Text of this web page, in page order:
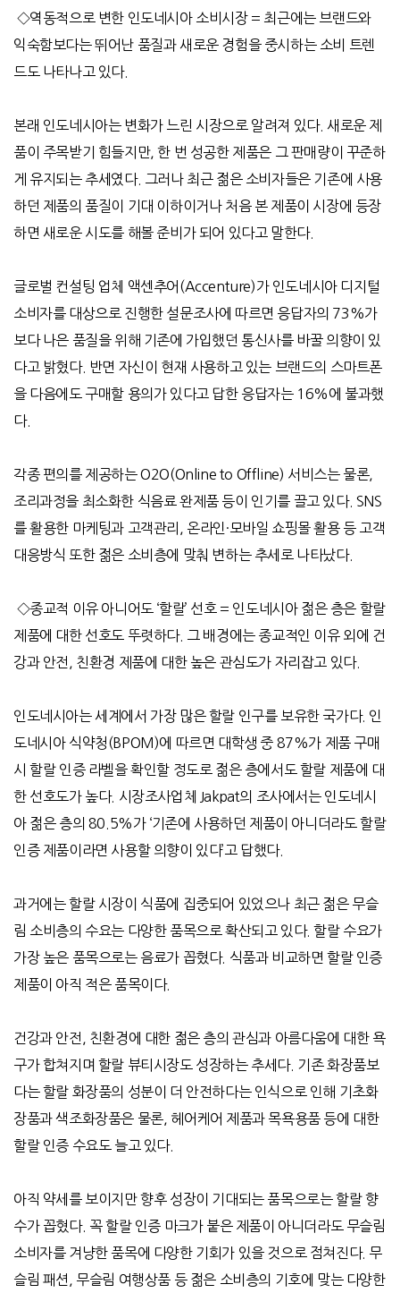
◇역동적으로 변한 인도네시아 소비시장 = 최근에는 브랜드와
익숙함보다는 뛰어난 품질과 새로운 경험을 중시하는 소비 트렌
드도 나타나고 있다.
본래 인도네시아는 변화가 느린 시장으로 알려져 있다. 새로운 제
품이 주목받기 힘들지만, 한 번 성공한 제품은 그 판매량이 꾸준하
게 유지되는 추세였다. 그러나 최근 젊은 소비자들은 기존에 사용
하던 제품의 품질이 기대 이하이거나 처음 본 제품이 시장에 등장
하면 새로운 시도를 해볼 준비가 되어 있다고 말한다.
글로벌 컨설팅 업체 액센추어(Accenture)가 인도네시아 디지털
소비자를 대상으로 진행한 설문조사에 따르면 응답자의 73%가
보다 나은 품질을 위해 기존에 가입했던 통신사를 바꿀 의향이 있
다고 밝혔다. 반면 자신이 현재 사용하고 있는 브랜드의 스마트폰
을 다음에도 구매할 용의가 있다고 답한 응답자는 16%에 불과했
다.
각종 편의를 제공하는 O2O(Online to Offline) 서비스는 물론,
조리과정을 최소화한 식음료 완제품 등이 인기를 끌고 있다. SNS
를 활용한 마케팅과 고객관리, 온라인·모바일 쇼핑몰 활용 등 고객
대응방식 또한 젊은 소비층에 맞춰 변하는 추세로 나타났다.
◇종교적 이유 아니어도 ‘할랄’ 선호 = 인도네시아 젊은 층은 할랄
제품에 대한 선호도 뚜렷하다. 그 배경에는 종교적인 이유 외에 건
강과 안전, 친환경 제품에 대한 높은 관심도가 자리잡고 있다.
인도네시아는 세계에서 가장 많은 할랄 인구를 보유한 국가다. 인
도네시아 식약청(BPOM)에 따르면 대학생 중 87%가 제품 구매
시 할랄 인증 라벨을 확인할 정도로 젊은 층에서도 할랄 제품에 대
한 선호도가 높다. 시장조사업체 Jakpat의 조사에서는 인도네시
아 젊은 층의 80.5%가 ‘기존에 사용하던 제품이 아니더라도 할랄
인증 제품이라면 사용할 의향이 있다’고 답했다.
과거에는 할랄 시장이 식품에 집중되어 있었으나 최근 젊은 무슬
림 소비층의 수요는 다양한 품목으로 확산되고 있다. 할랄 수요가
가장 높은 품목으로는 음료가 꼽혔다. 식품과 비교하면 할랄 인증
제품이 아직 적은 품목이다.
건강과 안전, 친환경에 대한 젊은 층의 관심과 아름다움에 대한 욕
구가 합쳐지며 할랄 뷰티시장도 성장하는 추세다. 기존 화장품보
다는 할랄 화장품의 성분이 더 안전하다는 인식으로 인해 기초화
장품과 색조화장품은 물론, 헤어케어 제품과 목욕용품 등에 대한
할랄 인증 수요도 늘고 있다.
아직 약세를 보이지만 향후 성장이 기대되는 품목으로는 할랄 향
수가 꼽혔다. 꼭 할랄 인증 마크가 붙은 제품이 아니더라도 무슬림
소비자를 겨냥한 품목에 다양한 기회가 있을 것으로 점쳐진다. 무
슬림 패션, 무슬림 여행상품 등 젊은 소비층의 기호에 맞는 다양한